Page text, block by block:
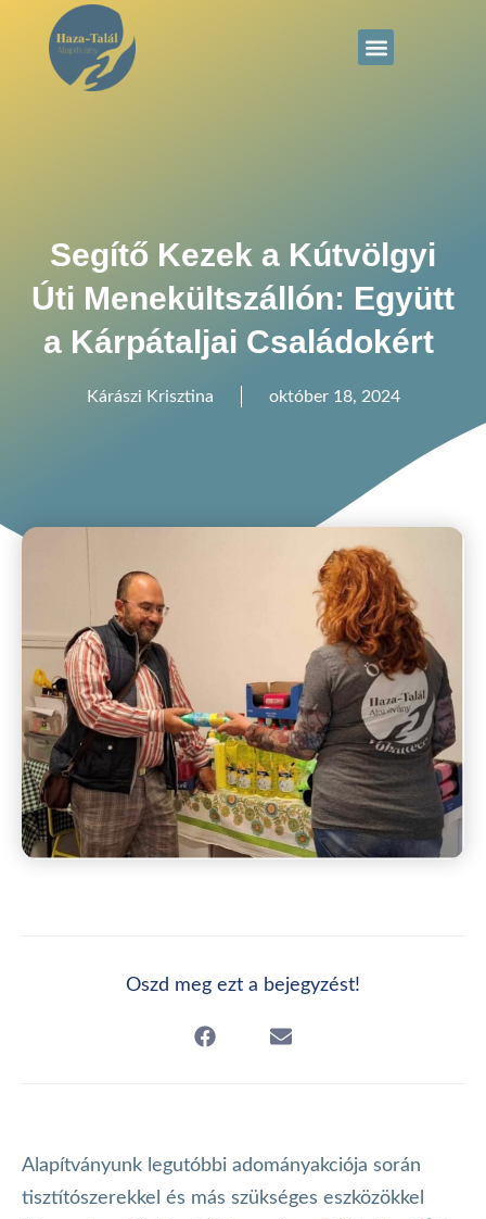
Segítő Kezek a Kútvölgyi
Úti Menekültszállón: Együtt
a Kárpátaljai Családokért
Kárászi Krisztina október 18, 2024
Oszd meg ezt a bejegyzést!
Alapítványunk legutóbbi adományakciója során
tisztítószerekkel és más szükséges eszközökkel